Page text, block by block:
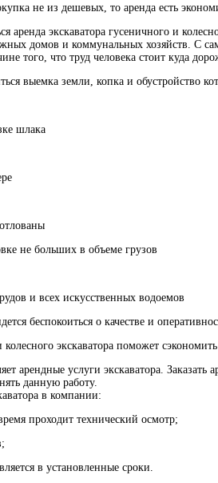
не из дешевых, то аренда есть
аренда экскаватора гусеничного и
домов и коммунальных хозяйств. С
того, что труд человека стоит куда
выемка земли, копка и обустройство
шлака
не больших в объеме грузов
и всех искусственных водоемов
беспокоиться о качестве и
экскаватора поможет
арендные услуги экскаватора.
данную работу.
в компании:
проходит технический осмотр;
в установленные сроки.